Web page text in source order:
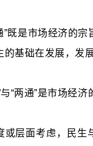
”既是市场经济的
基础在发展，发
与“两通”是市场经
或层面考虑，民生